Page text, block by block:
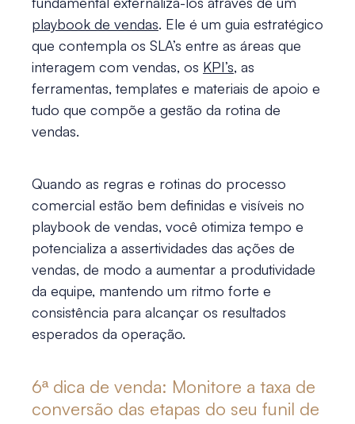
playbook de vendas. Ele é um guia estratégico
que contempla os SLA’s entre as áreas que
interagem com vendas, os KPI’s, as
ferramentas, templates e materiais de apoio e
tudo que compõe a gestão da rotina de
vendas.
Quando as regras e rotinas do processo
comercial estão bem definidas e visíveis no
playbook de vendas, você otimiza tempo e
potencializa a assertividades das ações de
vendas, de modo a aumentar a produtividade
da equipe, mantendo um ritmo forte e
consistência para alcançar os resultados
esperados da operação.
6ª dica de venda: Monitore a taxa de
conversão das etapas do seu funil de